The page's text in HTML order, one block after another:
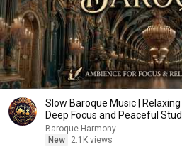
Slow Baroque Music |
Deep Focus and Peaceful
Baroque Harmony
New
2.1K views